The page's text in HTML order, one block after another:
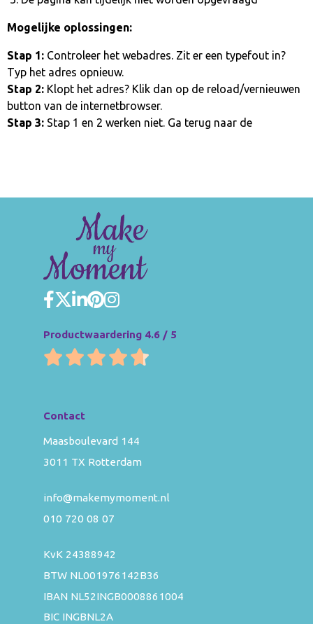
Mogelijke oplossingen:
Stap 1: Controleer het webadres. Zit er een typefout in?
Typ het adres opnieuw.
Stap 2: Klopt het adres? Klik dan op de reload/vernieuwen
button van de internetbrowser.
Stap 3: Stap 1 en 2 werken niet. Ga terug naar de
Productwaardering 4.6 / 5
Contact
Maasboulevard 144
3011 TX Rotterdam
info@makemymoment.nl
010 720 08 07
KvK 24388942
BTW NL001976142B36
IBAN NL52INGB0008861004
BIC INGBNL2A